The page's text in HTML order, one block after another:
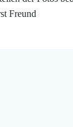
Freund